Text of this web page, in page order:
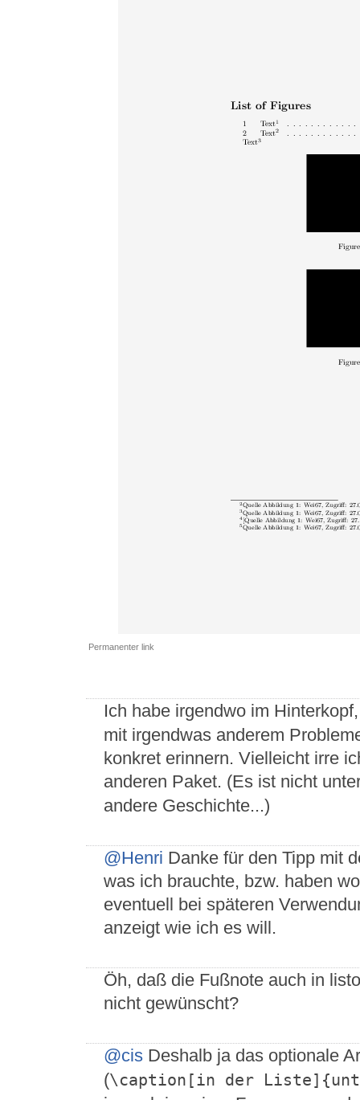
Permanenter link
Ich habe irgendwo im
mit irgendwas anderem
konkret erinnern. Vielleicht irre
anderen Paket. (Es ist nicht
andere Geschichte...)
@Henri Danke für den Tipp mit
was ich brauchte, bzw. haben
eventuell bei späteren
anzeigt wie ich es will.
Öh, daß die Fußnote auch in
nicht gewünscht?
@cis Deshalb ja das optionale
(\caption[in der